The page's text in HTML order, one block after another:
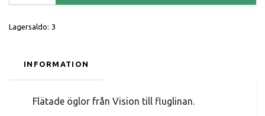
Lagersaldo: 3
INFORMATION
Flätade öglor från Vision till fluglinan.